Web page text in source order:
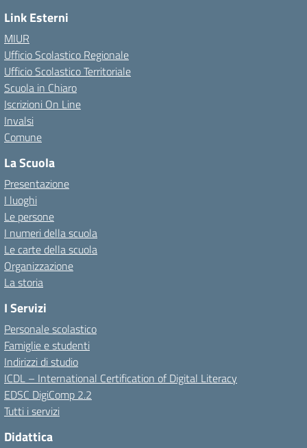
Link Esterni
MIUR
Ufficio Scolastico Regionale
Ufficio Scolastico Territoriale
Scuola in Chiaro
Iscrizioni On Line
Invalsi
Comune
La Scuola
Presentazione
I luoghi
Le persone
I numeri della scuola
Le carte della scuola
Organizzazione
La storia
I Servizi
Personale scolastico
Famiglie e studenti
Indirizzi di studio
ICDL – International Certification of Digital Literacy
EDSC DigiComp 2.2
Tutti i servizi
Didattica